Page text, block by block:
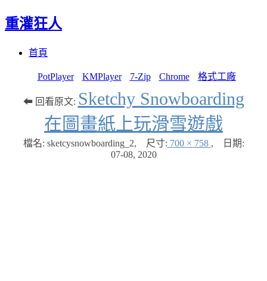
重灌狂人
首頁
PotPlayer KMPlayer 7-Zip Chrome 格式工廠
⬅ 回看原文: Sketchy Snowboarding
在圖畫紙上玩滑雪遊戲
檔名: sketcysnowboarding_2, 尺寸: 700 × 758 ,
日期:
07-08, 2020